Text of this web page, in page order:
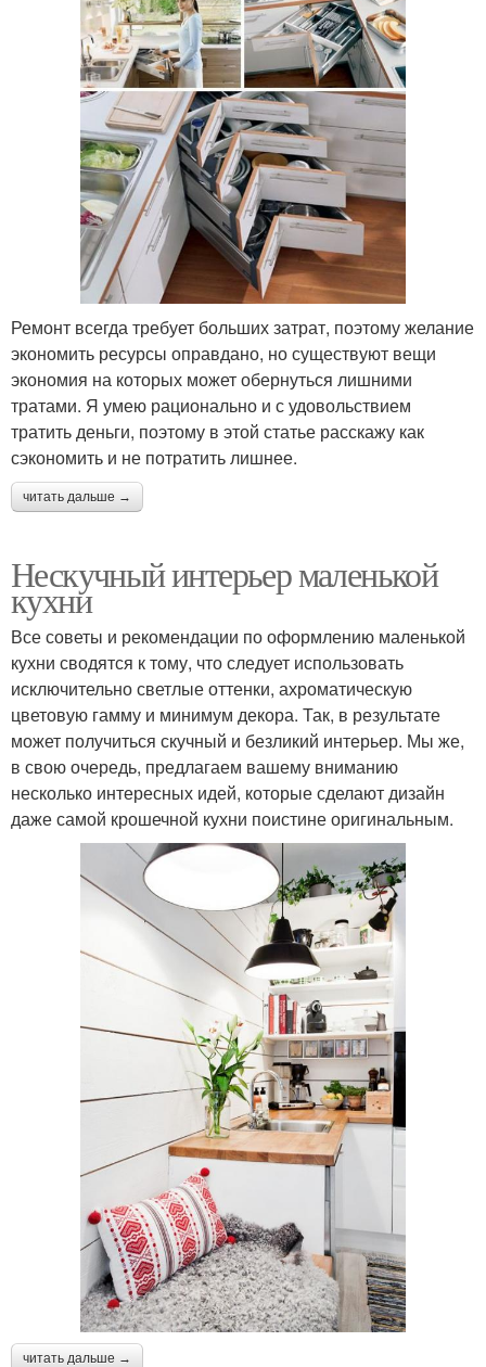
Ремонт всегда требует больших затрат, поэтому желание
экономить ресурсы оправдано, но существуют вещи
экономия на которых может обернуться лишними
тратами. Я умею рационально и с удовольствием
тратить деньги, поэтому в этой статье расскажу как
сэкономить и не потратить лишнее.
читать дальше →
Нескучный интерьер маленькой
кухни
Все советы и рекомендации по оформлению маленькой
кухни сводятся к тому, что следует использовать
исключительно светлые оттенки, ахроматическую
цветовую гамму и минимум декора. Так, в результате
может получиться скучный и безликий интерьер. Мы же,
в свою очередь, предлагаем вашему вниманию
несколько интересных идей, которые сделают дизайн
даже самой крошечной кухни поистине оригинальным.
читать дальше →